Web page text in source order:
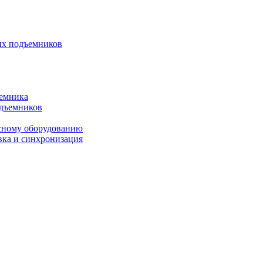
подъемников
оборудованию
и синхронизация